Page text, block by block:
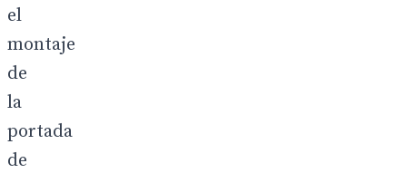
el
montaje
de
la
portada
de